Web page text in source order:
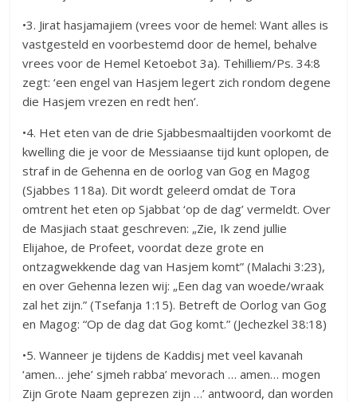
•3. Jirat hasjamajiem (vrees voor de hemel: Want alles is
vastgesteld en voorbestemd door de hemel, behalve
vrees voor de Hemel Ketoebot 3a). Tehilliem/Ps. 34:8
zegt: ‘een engel van Hasjem legert zich rondom degene
die Hasjem vrezen en redt hen’.
•4. Het eten van de drie Sjabbesmaaltijden voorkomt de
kwelling die je voor de Messiaanse tijd kunt oplopen, de
straf in de Gehenna en de oorlog van Gog en Magog
(Sjabbes 118a). Dit wordt geleerd omdat de Tora
omtrent het eten op Sjabbat ‘op de dag’ vermeldt. Over
de Masjiach staat geschreven: „Zie, Ik zend jullie
Elijahoe, de Profeet, voordat deze grote en
ontzagwekkende dag van Hasjem komt” (Malachi 3:23),
en over Gehenna lezen wij: „Een dag van woede/wraak
zal het zijn.” (Tsefanja 1:15). Betreft de Oorlog van Gog
en Magog: “Op de dag dat Gog komt.” (Jechezkel 38:18)
•5. Wanneer je tijdens de Kaddisj met veel kavanah
‘amen… jehe’ sjmeh rabba’ mevorach … amen… mogen
Zijn Grote Naam geprezen zijn …’ antwoord, dan worden